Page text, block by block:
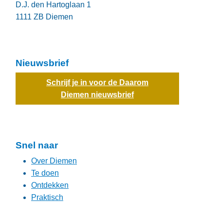
D.J. den Hartoglaan 1
1111 ZB Diemen
Nieuwsbrief
Schrijf je in voor de Daarom
Diemen nieuwsbrief
Snel naar
Over Diemen
Te doen
Ontdekken
Praktisch